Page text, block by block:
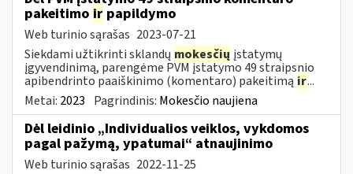
pakeitimo ir papildymo
Web turinio sąrašas 2023-07-21
Siekdami užtikrinti sklandų mokesčių įstatymų
įgyvendinimą, parengėme PVM įstatymo 49 straipsnio
apibendrinto paaiškinimo (komentaro) pakeitimą ir...
Metai: 2023 Pagrindinis: Mokesčio naujiena
Dėl leidinio „Individualios veiklos, vykdomos
pagal pažymą, ypatumai“ atnaujinimo
Web turinio sąrašas 2022-11-25